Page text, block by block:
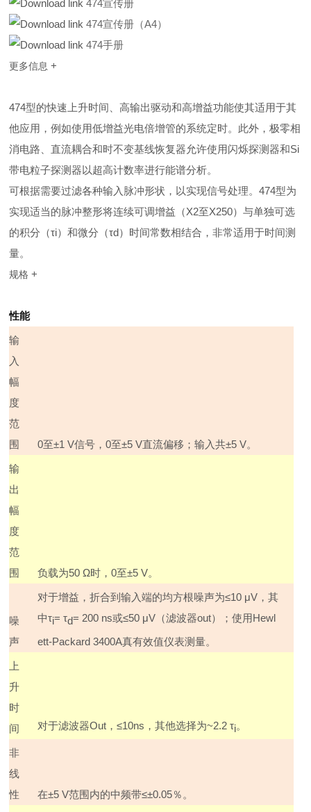
474宣传册
474宣传册（A4）
474手册
更多信息+
474型的快速上升时间、高输出驱动和高增益功能使其适用于其
他应用，例如使用低增益光电倍增管的系统定时。此外，极零相
消电路、直流耦合和时不变基线恢复器允许使用闪烁探测器和Si
带电粒子探测器以超高计数率进行能谱分析。
可根据需要过滤各种输入脉冲形状，以实现信号处理。474型为
实现适当的脉冲整形将连续可调增益（X2至X250）与单独可选
的积分（τi）和微分（τd）时间常数相结合，非常适用于时间测
量。
规格+
性能
输
入
幅
度
范
围
0至±1 V信号，0至±5 V直流偏移；输入共±5 V。
输
出
幅
度
范
围
负载为50 Ω时，0至±5 V。
噪
声
对于增益，折合到输入端的均方根噪声为≤10 μV ，其
中τi=τd= 200 ns或≤50 μV （滤波器out）；使用Hewl
ett-Packard 3400A真有效值仪表测量。
上
升
时
间
对于滤波器Out ，≤10ns ，其他选择为~2.2τi。
非
线
性
在±5 V范围内的中频带≤±0.05％。